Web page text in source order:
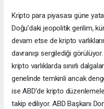
Kripto para piyasası güne
Doğu’daki jeopolitik gerilim,
devam etse de kripto
davranışı sergilediği
kripto varlıklarda sınırlı
genelinde temkinli ancak
ise ABD’de kripto
takip ediliyor. ABD Başkanı